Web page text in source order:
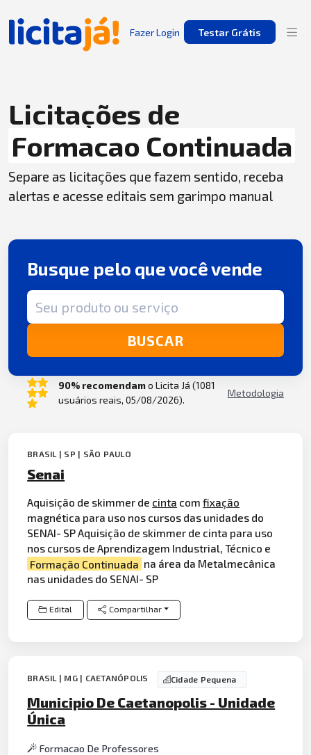
Fazer Login Testar Grátis
Licitações de
Formacao Continuada
Separe as licitações que fazem sentido, receba
alertas e acesse editais sem garimpo manual
Busque pelo que você vende
Termo de busca
BUSCAR
90% recomendamo Licita Já (1081
usuários reais, 05/08/2026).
Metodologia
BRASIL | SP | SÃO PAULO
Senai
Aquisição de skimmer de cinta comfixação
magnética para uso nos cursos das unidades do
SENAI- SP Aquisição de skimmer de cinta para uso
nos cursos de Aprendizagem Industrial, Técnico e
Formação Continuada na área da Metalmecânica
nas unidades do SENAI- SP
Edital Compartilhar
BRASIL | MG | CAETANÓPOLIS Cidade Pequena
Municipio De Caetanopolis - Unidade
Única
Formacao De Professores